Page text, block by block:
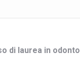
di laurea in